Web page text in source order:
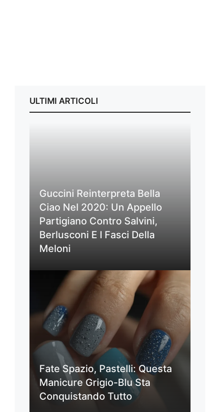
ULTIMI ARTICOLI
Guccini Reinterpreta Bella
Ciao Nel 2020: Un Appello
Partigiano Contro Salvini,
Berlusconi E I Fasci Della
Meloni
Fate Spazio, Pastelli: Questa
Manicure Grigio-Blu Sta
Conquistando Tutto